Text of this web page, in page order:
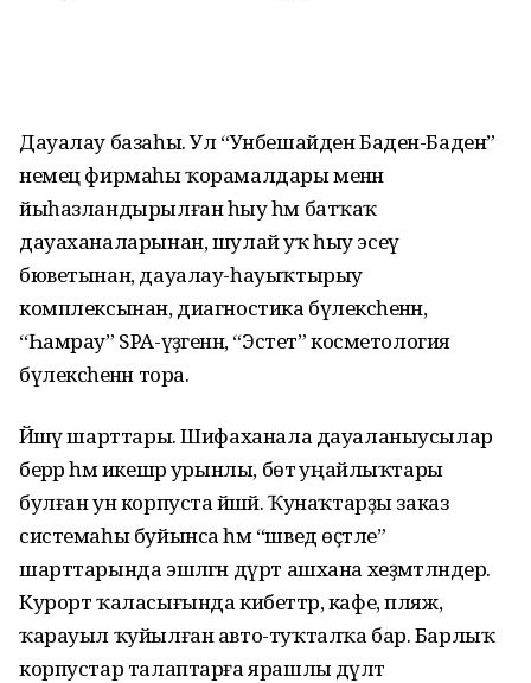
Дауалау базаһы. Ул “Унбешайден Баден-Баден”
немец фирмаһы ҡора­малдары менән
йыһазланды­рылған һыу һәм батҡаҡ
дауаханаларынан, шулай уҡ һыу эсеү
бюветынан, дауалау-һауыҡтырыу
комплексынан, диагностика бүлексәһенән,
“Һамрау” SPA-үҙәгенән, “Эстет” косметология
бүлексәһенән тора.
Йәшәү шарттары. Шифаханала дауаланыусылар
берәр һәм икешәр урынлы, бөтә уңайлыҡтары
булған ун корпуста йәшәй. Ҡунаҡтарҙы заказ
системаһы буйынса һәм “швед өҫтәле”
шарттарында эшләгән дүрт ашхана хеҙмәтләндерә.
Курорт ҡаласығында кибеттәр, кафе, пляж,
ҡарауыл ҡуйылған авто-туҡталҡа бар. Барлыҡ
корпустар талаптарға ярашлы дәүләт